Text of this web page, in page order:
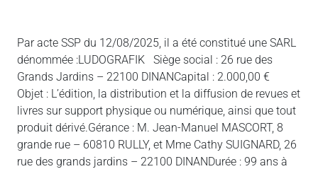
Par acte SSP du 12/08/2025, il a été constitué une SARL
dénommée :LUDOGRAFIK Siège social : 26 rue des
Grands Jardins – 22100 DINANCapital : 2.000,00 €
Objet : L’édition, la distribution et la diffusion de revues et
livres sur support physique ou numérique, ainsi que tout
produit dérivé.Gérance : M. Jean-Manuel MASCORT, 8
grande rue – 60810 RULLY, et Mme Cathy SUIGNARD, 26
rue des grands jardins – 22100 DINANDurée : 99 ans à